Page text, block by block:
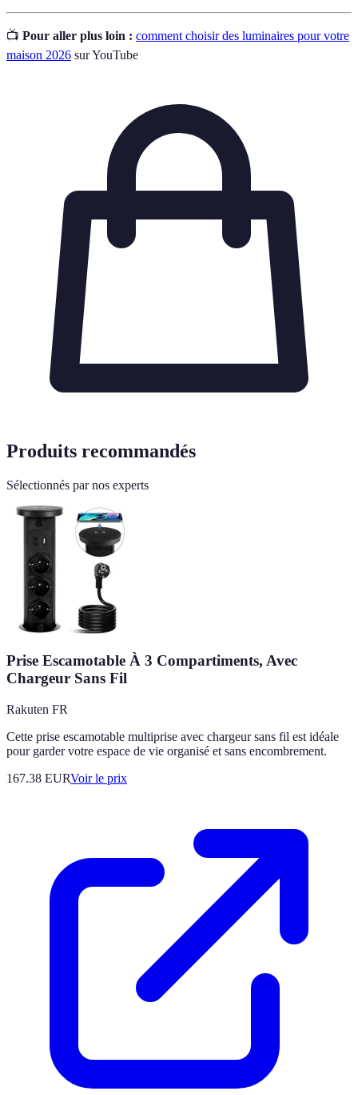
📺 Pour aller plus loin : comment choisir des luminaires pour votre
maison 2026 sur YouTube
Produits recommandés
Sélectionnés par nos experts
Prise Escamotable À 3 Compartiments, Avec
Chargeur Sans Fil
Rakuten FR
Cette prise escamotable multiprise avec chargeur sans fil est idéale
pour garder votre espace de vie organisé et sans encombrement.
167.38 EURVoir le prix